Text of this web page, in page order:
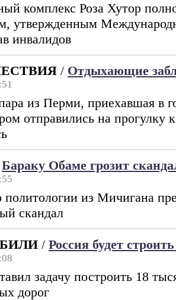
комплекс Роза Хутор
утвержденным
инвалидов
/ Отдыхающие
из Перми, приехавшая в
отправились на
Бараку Обаме грозит
из Мичигана
скандал
/ Россия будет
задачу построить 18
дорог